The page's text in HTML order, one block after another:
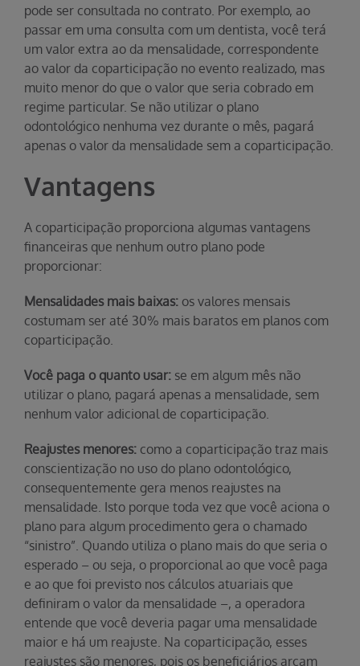
pode ser consultada no contrato. Por exemplo, ao
passar em uma consulta com um dentista, você terá
um valor extra ao da mensalidade, correspondente
ao valor da coparticipação no evento realizado, mas
muito menor do que o valor que seria cobrado em
regime particular. Se não utilizar o plano
odontológico nenhuma vez durante o mês, pagará
apenas o valor da mensalidade sem a coparticipação.
Vantagens
A coparticipação proporciona algumas vantagens
financeiras que nenhum outro plano pode
proporcionar:
Mensalidades mais baixas: os valores mensais
costumam ser até 30% mais baratos em planos com
coparticipação.
Você paga o quanto usar: se em algum mês não
utilizar o plano, pagará apenas a mensalidade, sem
nenhum valor adicional de coparticipação.
Reajustes menores: como a coparticipação traz mais
conscientização no uso do plano odontológico,
consequentemente gera menos reajustes na
mensalidade. Isto porque toda vez que você aciona o
plano para algum procedimento gera o chamado
“sinistro”. Quando utiliza o plano mais do que seria o
esperado – ou seja, o proporcional ao que você paga
e ao que foi previsto nos cálculos atuariais que
definiram o valor da mensalidade –, a operadora
entende que você deveria pagar uma mensalidade
maior e há um reajuste. Na coparticipação, esses
reajustes são menores, pois os beneficiários arcam